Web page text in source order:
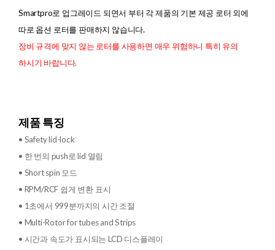
Smartpro로 업그레이드 되면서 부터 각 제품의 기본 제공 로터 외에
따로 옵션 로터를 판매하지 않습니다.
장비 규격에 맞지 않는 로터를 사용하면 매우 위험하니 특히 유의
하시기 바랍니다.
제품 특징
• Safety lid-lock
• 한 번의 push로 lid 열림
• Short spin 모드
• RPM/RCF 쉽게 변환 표시
• 1초에서 999분까지의 시간 조절
• Multi-Rotor for tubes and Strips
• 시간과 속도가 표시되는 LCD 디스플레이